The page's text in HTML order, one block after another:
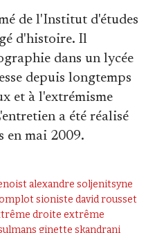
de l'Institut d'études
d'histoire. Il
dans un lycée
depuis longtemps
et à l'extrémisme
a été réalisé
en mai 2009.
alexandre soljenitsyne
sioniste david rousset
droite extrême
ginette skandrani